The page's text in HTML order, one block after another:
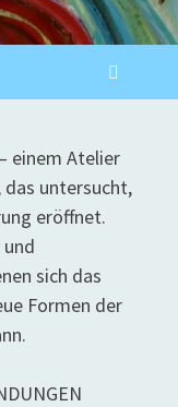
einem Atelier
untersucht,
eröffnet.
sich das
Formen der